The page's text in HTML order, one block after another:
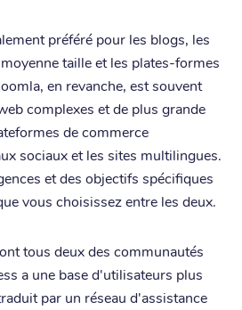
préféré pour les blogs, les
taille et les plates-formes
en revanche, est souvent
complexes et de plus grande
de commerce
sociaux et les sites multilingues.
et des objectifs spécifiques
vous choisissez entre les deux.
tous deux des communautés
a une base d'utilisateurs plus
par un réseau d'assistance